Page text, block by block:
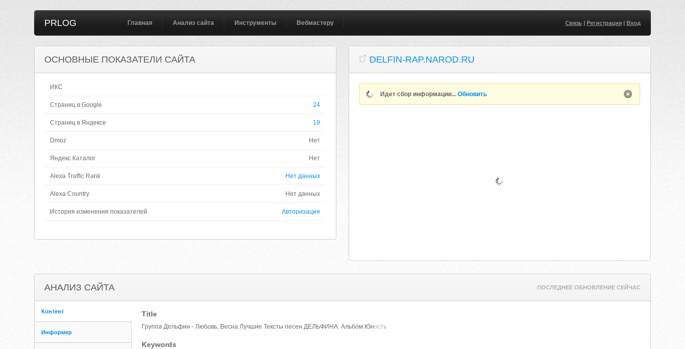
PRLOG Главная Анализ сайта Инструменты Вебмастеру Связь| Регистрация| Вход
ОСНОВНЫЕ ПОКАЗАТЕЛИ САЙТА
ИКС
Страниц в Google 24
Страниц в Яндексе 19
Dmoz Нет
Яндекс Каталог Нет
Alexa Traffic Rank Нет данных
Alexa Country Нет данных
История изменения показателей Авторизация
DELFIN-RAP.NAROD.RU
Идет сбор информации...Обновить
АНАЛИЗ САЙТА ПОСЛЕДНЕЕ ОБНОВЛЕНИЕ СЕЙЧАС
Контент
Информер
Title
Группа Дельфин - Любовь, Весна Лучшие Тексты песен ДЕЛЬФИНА. Альбом Юность
Keywords